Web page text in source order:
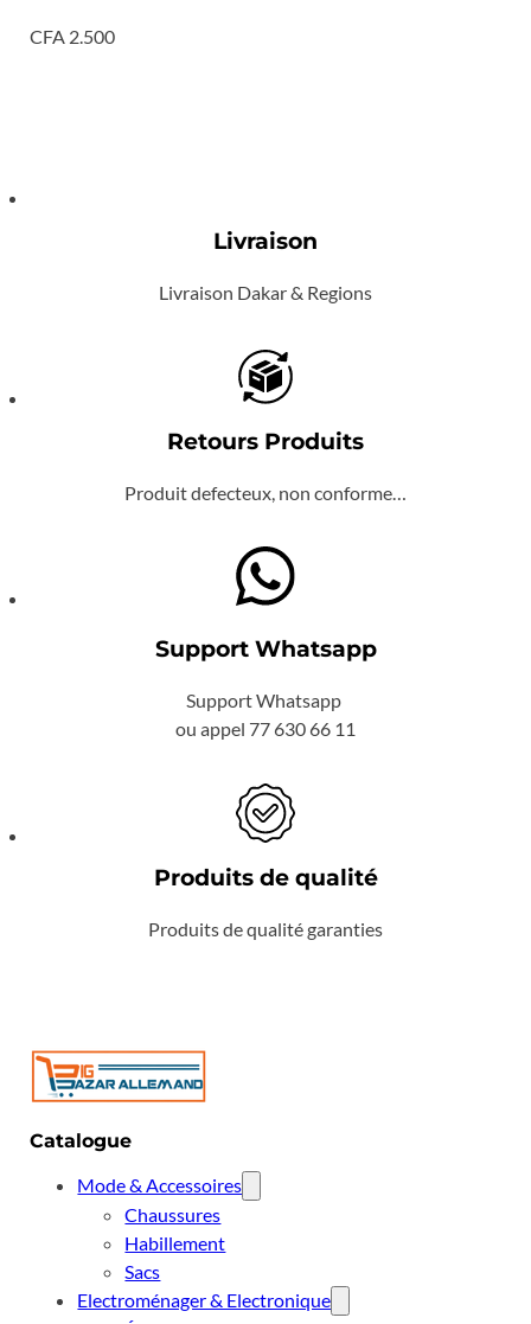
CFA 2.500
Livraison
Livraison Dakar & Regions
Retours Produits
Produit defecteux, non conforme…
Support Whatsapp
Support Whatsapp
ou appel 77 630 66 11
Produits de qualité
Produits de qualité garanties
Catalogue
Mode & Accessoires
Chaussures
Habillement
Sacs
Electroménager & Electronique